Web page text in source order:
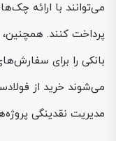
می‌توانند با ارائه
بانکی را برای
می‌شوند خرید از
مدیریت نقدینگی